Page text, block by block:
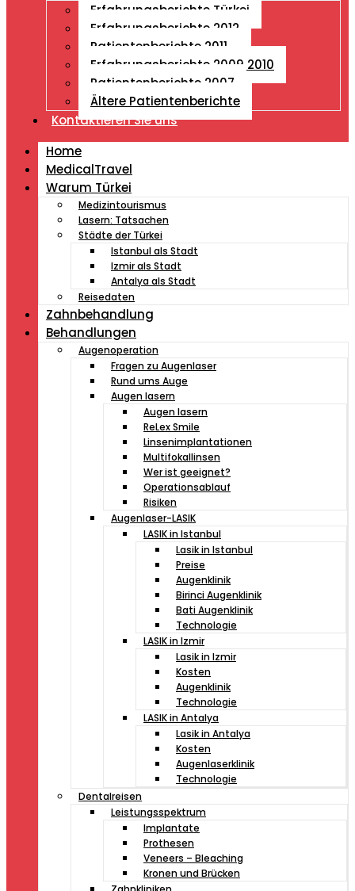
Erfahrungsberichte Türkei
Erfahrungsberichte 2012
Patientenberichte 2011
Erfahrungsberichte 2009 2010
Patientenberichte 2007
Ältere Patientenberichte
Kontaktieren Sie uns
Home
MedicalTravel
Warum Türkei
Medizintourismus
Lasern: Tatsachen
Städte der Türkei
Istanbul als Stadt
Izmir als Stadt
Antalya als Stadt
Reisedaten
Zahnbehandlung
Behandlungen
Augenoperation
Fragen zu Augenlaser
Rund ums Auge
Augen lasern
Augen lasern
ReLex Smile
Linsenimplantationen
Multifokallinsen
Wer ist geeignet?
Operationsablauf
Risiken
Augenlaser-LASIK
LASIK in Istanbul
Lasik in Istanbul
Preise
Augenklinik
Birinci Augenklinik
Bati Augenklinik
Technologie
LASIK in Izmir
Lasik in Izmir
Kosten
Augenklinik
Technologie
LASIK in Antalya
Lasik in Antalya
Kosten
Augenlaserklinik
Technologie
Dentalreisen
Leistungsspektrum
Implantate
Prothesen
Veneers – Bleaching
Kronen und Brücken